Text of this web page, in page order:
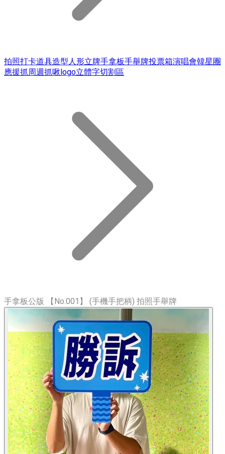
拍照打卡道具造型人形立牌手拿板手舉牌投票箱演唱會韓星團
應援抓周週抓啾logo立體字切割區
手拿板公版 【No.001】 (手機手把柄) 拍照手舉牌